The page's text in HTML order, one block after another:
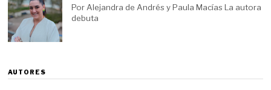
Por Alejandra de Andrés y Paula Macías La autora
debuta
AUTORES